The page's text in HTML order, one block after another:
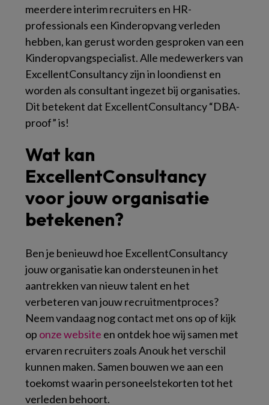
meerdere interim recruiters en HR-
professionals een Kinderopvang verleden
hebben, kan gerust worden gesproken van een
Kinderopvangspecialist. Alle medewerkers van
ExcellentConsultancy zijn in loondienst en
worden als consultant ingezet bij organisaties.
Dit betekent dat ExcellentConsultancy “DBA-
proof” is!
Wat kan
ExcellentConsultancy
voor jouw organisatie
betekenen?
Ben je benieuwd hoe ExcellentConsultancy
jouw organisatie kan ondersteunen in het
aantrekken van nieuw talent en het
verbeteren van jouw recruitmentproces?
Neem vandaag nog contact met ons op of kijk
op onze website en ontdek hoe wij samen met
ervaren recruiters zoals Anouk het verschil
kunnen maken. Samen bouwen we aan een
toekomst waarin personeelstekorten tot het
verleden behoort.